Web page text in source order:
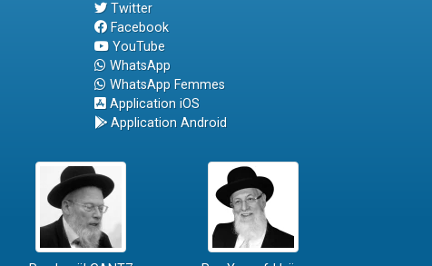
Twitter
Facebook
YouTube
WhatsApp
WhatsApp Femmes
Application iOS
Application Android